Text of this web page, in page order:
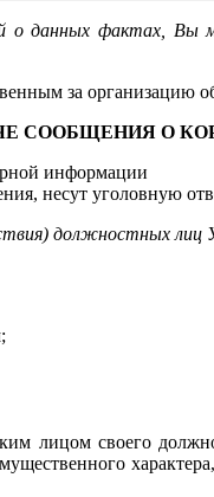
о данных фактах, Вы
за
СООБЩЕНИЯ О
информации
несут уголовную
должностных
лицом своего